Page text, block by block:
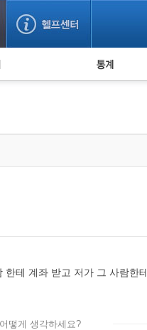
어요! 누적 피해사례
테 계좌 받고 저가 그 사람
떻게 생각하세요?